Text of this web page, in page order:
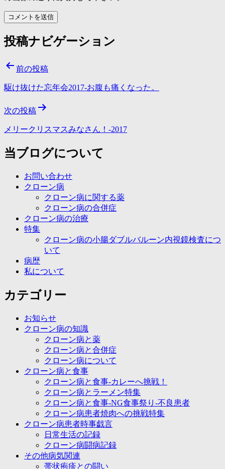
投稿ナビゲーション
前の投稿
駆け抜けた忘年会2017-お腹も痛くなった。
次の投稿
メリークリスマスみなさん！-2017
当ブログについて
お問い合わせ
クローン病
クローン病に関する薬
クローン病の合併症
クローン病の治療
特集
クローン病の小腸ダブルバルーン内視鏡検査につ
いて
病歴
私について
カテゴリー
お知らせ
クローン病の知識
クローン病と薬
クローン病と合併症
クローン病について
クローン病と食事
クローン病と食事-カレーへ挑戦！
クローン病とラーメン特集
クローン病と食事-NG食事祭り-不良患者
クローン病患者焼肉への挑戦特集
クローン病患者時事戯言
日常生活の記録
クローン病闘病記録
その他病気関連
帯状疱疹との闘い